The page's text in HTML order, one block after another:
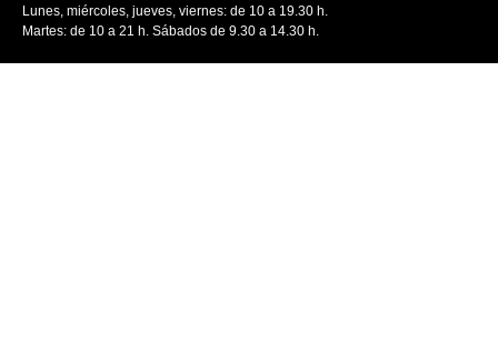
Lunes, miércoles, jueves, viernes: de 10 a 19.30 h.
Martes: de 10 a 21 h. Sábados de 9.30 a 14.30 h.